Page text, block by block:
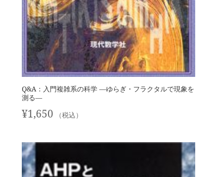
Q&A：入門複雑系の科学 —ゆらぎ・フラクタルで現象を
測る—
¥1,650 （税込）